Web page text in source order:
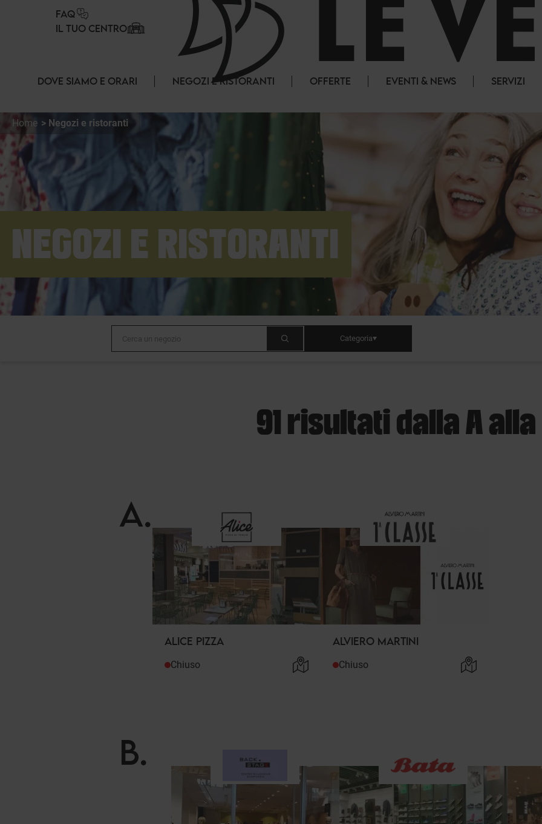
FAQ
IL TUO CENTRO
DOVE SIAMO E ORARI NEGOZI E RISTORANTI OFFERTE EVENTI & NEWS SERVIZI
Home Negozi e ristoranti
NEGOZI E RISTORANTI
Categoria
91 risultati dalla A alla
A.
ALICE PIZZA
Chiuso
ALVIERO MARTINI
Chiuso
B.
Pannello di gestione dei cookies